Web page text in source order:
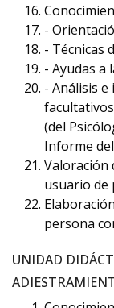
-
- Técnicas
- Ayudas a
- Análisis
(del
Informe
Valoración
usuario de
persona
UNIDAD